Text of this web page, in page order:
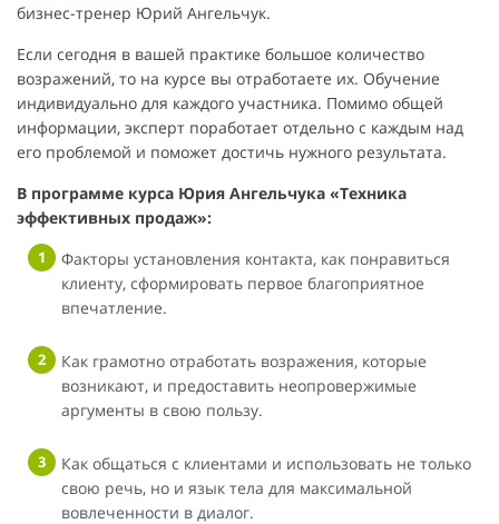
бизнес-тренер Юрий Ангельчук.
Если сегодня в вашей практике большое количество
возражений, то на курсе вы отработаете их. Обучение
индивидуально для каждого участника. Помимо общей
информации, эксперт поработает отдельно с каждым над
его проблемой и поможет достичь нужного результата.
В программе курса Юрия Ангельчука «Техника
эффективных продаж»:
Факторы установления контакта, как понравиться
клиенту, сформировать первое благоприятное
впечатление.
Как грамотно отработать возражения, которые
возникают, и предоставить неопровержимые
аргументы в свою пользу.
Как общаться с клиентами и использовать не только
свою речь, но и язык тела для максимальной
вовлеченности в диалог.